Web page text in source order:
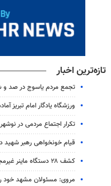
تازه‌ترین اخبار
تجمع مردم یاسوج در صد
ورزشگاه یادگار امام تبریز
تکرار اجتماع مردمی در نوشهر
قیام خونخواهی رهبر شهید
کشف ۲۸ دستگاه ماینر غیرمجاز از ۴ منزل مسکونی در بابلسر
مروی: مسئولان مشهد خود را